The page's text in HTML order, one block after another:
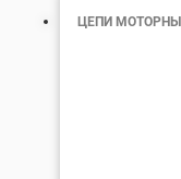
ЦЕПИ